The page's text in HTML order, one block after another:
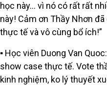
học này… vì nó có rất rất
này! Cảm ơn Thầy Nhơn
thực tế và vô cùng bổ ích!”
▪️ Học viên Duong Van
show case thực tế. Vote
kinh nghiệm, ko lý thuyết